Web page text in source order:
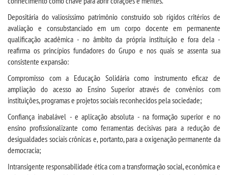
VESTIBULAR
INSCREVA-SE
TRANSFERÊNCIA
SEGUNDA GRADUAÇÃO
MATRÍCULA
Depositária do valiosíssimo patrimônio construído sob rígidos critérios de
avaliação e consubstanciado em um corpo docente em permanente
qualificação acadêmica - no âmbito da própria instituição e fora dela -
reafirma os princípios fundadores do Grupo e nos quais se assenta sua
consistente expansão:
Compromisso com a Educação Solidária como instrumento eficaz de
ampliação do acesso ao Ensino Superior através de convênios com
instituições, programas e projetos sociais reconhecidos pela sociedade;
Confiança inabalável - e aplicação absoluta - na formação superior e no
ensino profissionalizante como ferramentas decisivas para a redução de
desigualdades sociais crônicas e, portanto, para a oxigenação permanente da
democracia;
Intransigente responsabilidade ética com a transformação social, econômica e